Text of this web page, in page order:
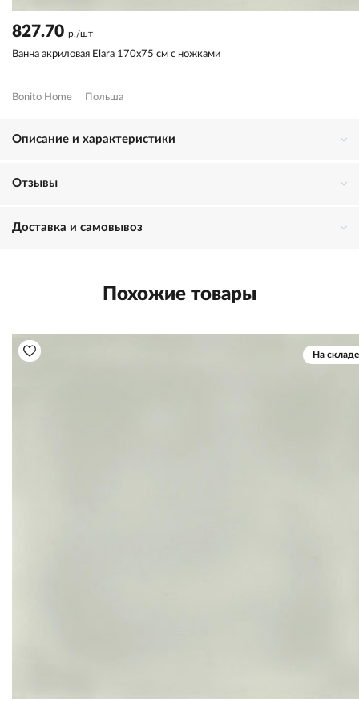
827.70 р./шт
Ванна акриловая Elara 170х75 см с ножками
Bonito Home Польша
Описание и характеристики
Отзывы
Доставка и самовывоз
Похожие товары
На складе